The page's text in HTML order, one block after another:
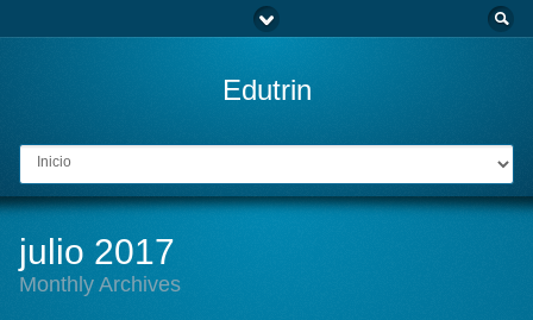
Edutrin
Go to:
julio 2017
Monthly Archives